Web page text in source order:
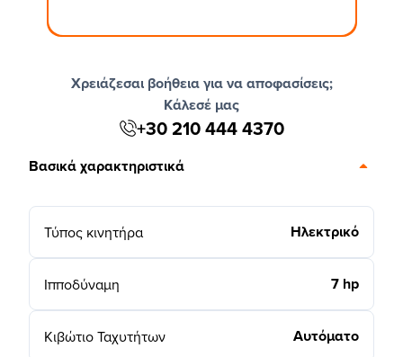
Χρειάζεσαι βοήθεια για να αποφασίσεις;
Κάλεσέ μας
+30 210 444 4370
Βασικά χαρακτηριστικά
Τύπος κινητήρα Ηλεκτρικό
Ιπποδύναμη 7 hp
Κιβώτιο Ταχυτήτων Αυτόματο